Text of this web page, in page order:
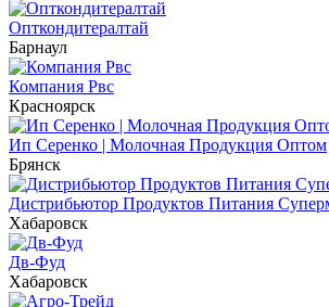
Опткондитералтай
Барнаул
Компания Рвс
Красноярск
Ип Серенко | Молочная Продукция Оптом
Брянск
Дистрибьютор Продуктов Питания
Хабаровск
Дв-Фуд
Хабаровск